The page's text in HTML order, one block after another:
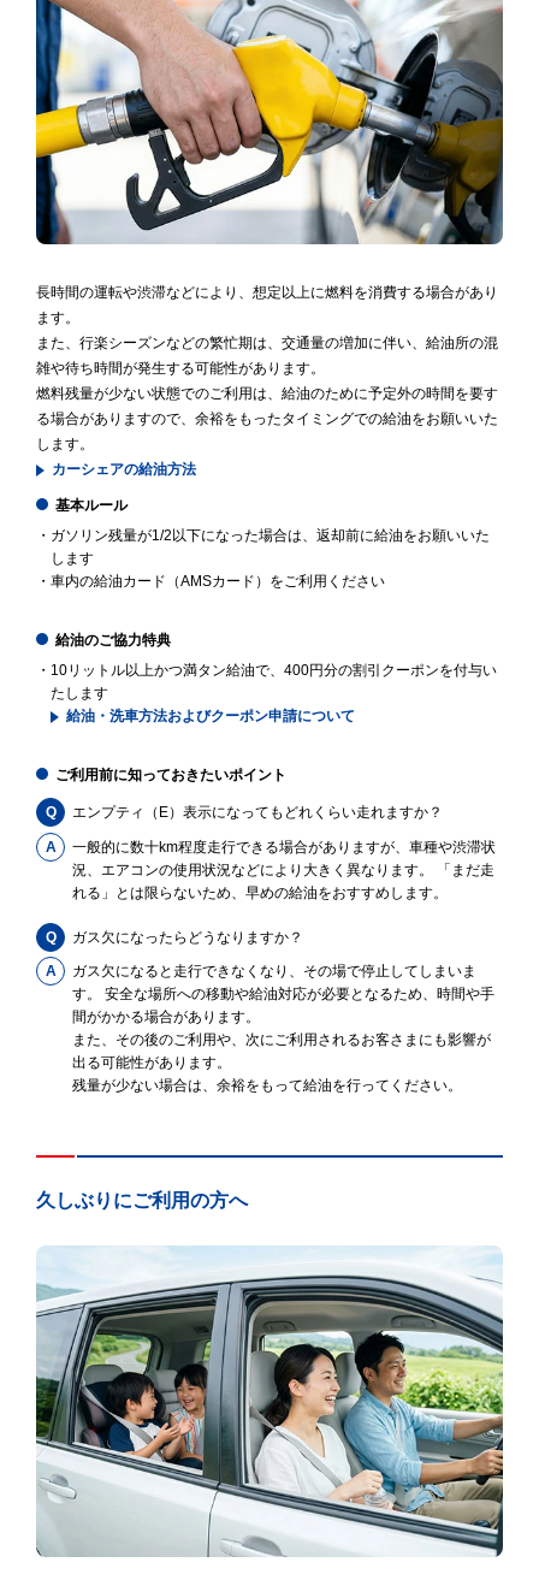
長時間の運転や渋滞などにより、想定以上に燃料を消費する場合があり
ます。
また、行楽シーズンなどの繁忙期は、交通量の増加に伴い、給油所の混
雑や待ち時間が発生する可能性があります。
燃料残量が少ない状態でのご利用は、給油のために予定外の時間を要す
る場合がありますので、余裕をもったタイミングでの給油をお願いいた
します。
カーシェアの給油方法
基本ルール
・ガソリン残量が1/2以下になった場合は、返却前に給油をお願いいた
します
・車内の給油カード（AMSカード）をご利用ください
給油のご協力特典
・10リットル以上かつ満タン給油で、400円分の割引クーポンを付与い
たします
給油・洗車方法およびクーポン申請について
ご利用前に知っておきたいポイント
Q エンプティ（E）表示になってもどれくらい走れますか？
A
一般的に数十km程度走行できる場合がありますが、車種や渋滞状
況、エアコンの使用状況などにより大きく異なります。 「まだ走
れる」とは限らないため、早めの給油をおすすめします。
Q ガス欠になったらどうなりますか？
A
ガス欠になると走行できなくなり、その場で停止してしまいま
す。 安全な場所への移動や給油対応が必要となるため、時間や手
間がかかる場合があります。
また、その後のご利用や、次にご利用されるお客さまにも影響が
出る可能性があります。
残量が少ない場合は、余裕をもって給油を行ってください。
久しぶりにご利用の方へ